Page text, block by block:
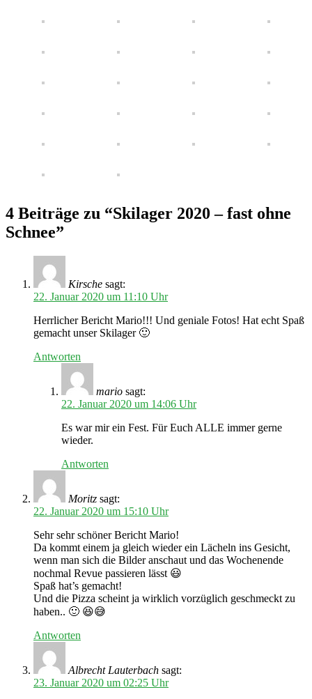
4 Beiträge zu “Skilager 2020 – fast ohne
Schnee”
Kirsche sagt:
22. Januar 2020 um 11:10 Uhr
Herrlicher Bericht Mario!!! Und geniale Fotos! Hat echt Spaß
gemacht unser Skilager 🙂
Antworten
mario sagt:
22. Januar 2020 um 14:06 Uhr
Es war mir ein Fest. Für Euch ALLE immer gerne
wieder.
Antworten
Moritz sagt:
22. Januar 2020 um 15:10 Uhr
Sehr sehr schöner Bericht Mario!
Da kommt einem ja gleich wieder ein Lächeln ins Gesicht,
wenn man sich die Bilder anschaut und das Wochenende
nochmal Revue passieren lässt 😃
Spaß hat’s gemacht!
Und die Pizza scheint ja wirklich vorzüglich geschmeckt zu
haben.. 🙂 😆😅
Antworten
Albrecht Lauterbach sagt:
23. Januar 2020 um 02:25 Uhr